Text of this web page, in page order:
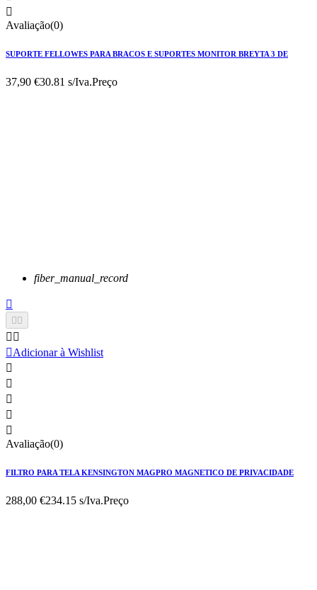

Avaliação(0)
SUPORTE FELLOWES PARA BRACOS E SUPORTES MONITOR BREYTA 3 DE
37,90 €30.81 s/Iva.Preço
fiber_manual_record

 
 
Adicionar à Wishlist





Avaliação(0)
FILTRO PARA TELA KENSINGTON MAGPRO MAGNETICO DE PRIVACIDADE
288,00 €234.15 s/Iva.Preço